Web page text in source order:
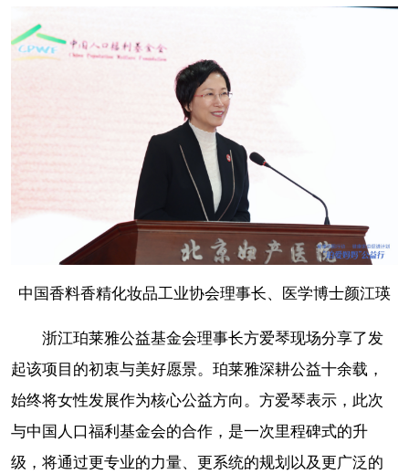
中国香料香精化妆品工业协会理事长、医学博士颜江瑛
浙江珀莱雅公益基金会理事长方爱琴现场分享了发
起该项目的初衷与美好愿景。珀莱雅深耕公益十余载，
始终将女性发展作为核心公益方向。方爱琴表示，此次
与中国人口福利基金会的合作，是一次里程碑式的升
级，将通过更专业的力量、更系统的规划以及更广泛的